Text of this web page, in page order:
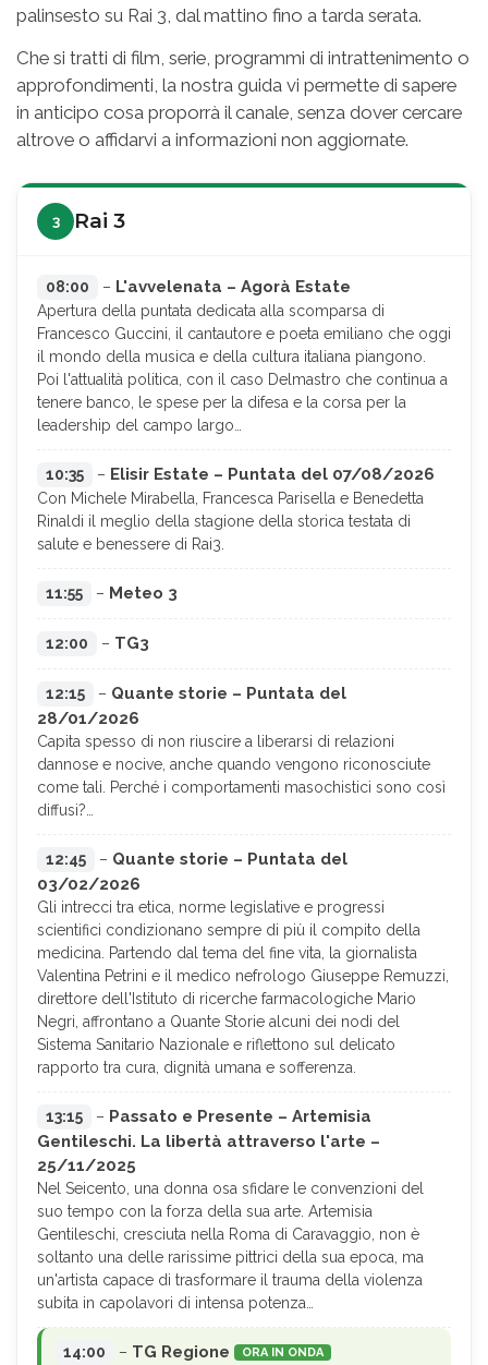
palinsesto su Rai 3, dal mattino fino a tarda serata.
Che si tratti di film, serie, programmi di intrattenimento o
approfondimenti, la nostra guida vi permette di sapere
in anticipo cosa proporrà il canale, senza dover cercare
altrove o affidarvi a informazioni non aggiornate.
3 Rai 3
08:00 – L'avvelenata – Agorà Estate
Apertura della puntata dedicata alla scomparsa di
Francesco Guccini, il cantautore e poeta emiliano che oggi
il mondo della musica e della cultura italiana piangono.
Poi l'attualità politica, con il caso Delmastro che continua a
tenere banco, le spese per la difesa e la corsa per la
leadership del campo largo…
10:35 – Elisir Estate – Puntata del 07/08/2026
Con Michele Mirabella, Francesca Parisella e Benedetta
Rinaldi il meglio della stagione della storica testata di
salute e benessere di Rai3.
11:55 – Meteo 3
12:00 – TG3
12:15 – Quante storie – Puntata del
28/01/2026
Capita spesso di non riuscire a liberarsi di relazioni
dannose e nocive, anche quando vengono riconosciute
come tali. Perché i comportamenti masochistici sono così
diffusi?…
12:45 – Quante storie – Puntata del
03/02/2026
Gli intrecci tra etica, norme legislative e progressi
scientifici condizionano sempre di più il compito della
medicina. Partendo dal tema del fine vita, la giornalista
Valentina Petrini e il medico nefrologo Giuseppe Remuzzi,
direttore dell'Istituto di ricerche farmacologiche Mario
Negri, affrontano a Quante Storie alcuni dei nodi del
Sistema Sanitario Nazionale e riflettono sul delicato
rapporto tra cura, dignità umana e sofferenza.
13:15 – Passato e Presente – Artemisia
Gentileschi. La libertà attraverso l'arte –
25/11/2025
Nel Seicento, una donna osa sfidare le convenzioni del
suo tempo con la forza della sua arte. Artemisia
Gentileschi, cresciuta nella Roma di Caravaggio, non è
soltanto una delle rarissime pittrici della sua epoca, ma
un'artista capace di trasformare il trauma della violenza
subita in capolavori di intensa potenza…
14:00 – TG Regione ORA IN ONDA